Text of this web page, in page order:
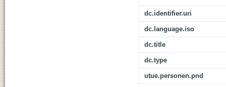
dc.identifier.uri
dc.language.iso
dc.title
dc.type
utue.personen.pnd